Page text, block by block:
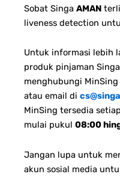
Sobat Singa AMAN
liveness detection
Untuk informasi lebih
produk pinjaman
menghubungi
atau email di
MinSing tersedia
mulai pukul 08:00
Jangan lupa untuk
akun sosial media